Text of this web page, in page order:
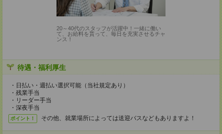
20～40代のスタッフが活躍中！一緒に働い
て、お給料を貰って、毎日を充実させるチャ
ンス！
待遇・福利厚生
・日払い・週払い選択可能（当社規定あり）
・残業手当
・リーダー手当
・深夜手当
ポイント！ その他、就業場所によっては送迎バスなどもありますよ！